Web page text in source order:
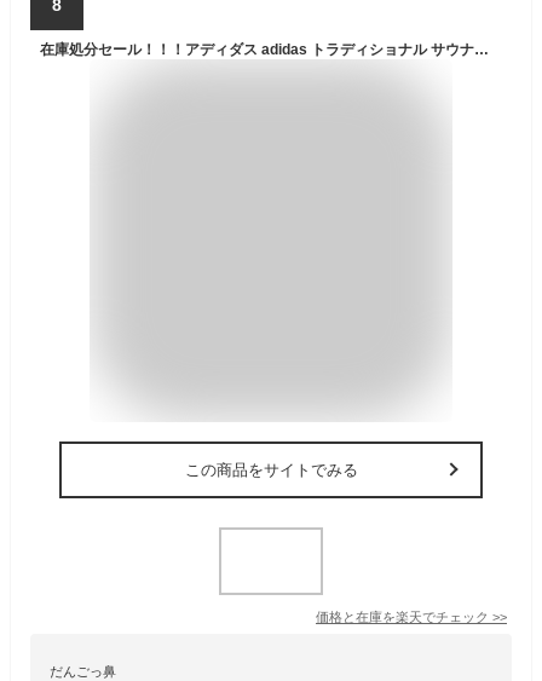
8
在庫処分セール！！！アディダス adidas トラディショナル サウナスーツ【メンズ レディース 減量 フィットネス】
この商品をサイトでみる
価格と在庫を楽天でチェック >>
だんごっ鼻